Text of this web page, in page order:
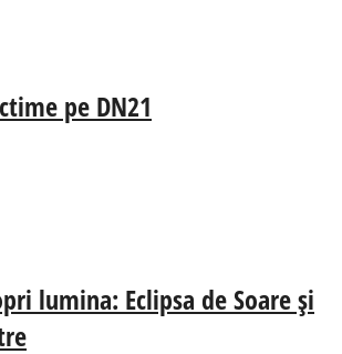
pe DN21
lumina: Eclipsa de Soare și